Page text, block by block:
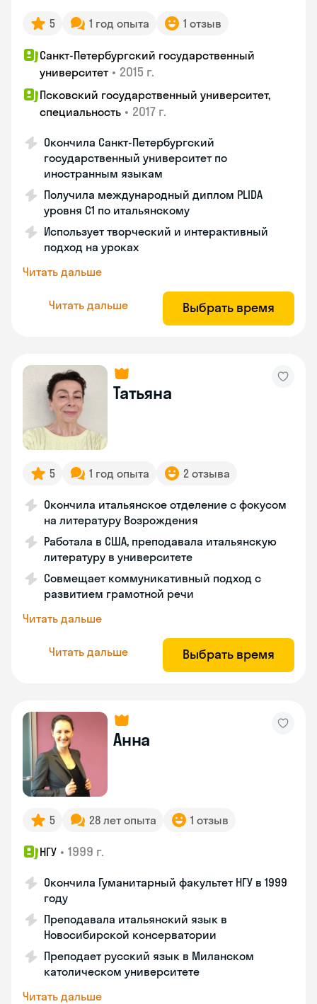
5 1 год опыта 1 отзыв
Санкт-Петербургский государственный
университет • 2015 г.
Псковский государственный университет,
специальность • 2017 г.
Окончила Санкт-Петербургский
государственный университет по
иностранным языкам
Получила международный диплом PLIDA
уровня С1 по итальянскому
Использует творческий и интерактивный
подход на уроках
Читать дальше
Читать дальше Выбрать время
Татьяна
5 1 год опыта 2 отзыва
Окончила итальянское отделение с фокусом
на литературу Возрождения
Работала в США, преподавала итальянскую
литературу в университете
Совмещает коммуникативный подход с
развитием грамотной речи
Читать дальше
Читать дальше Выбрать время
Анна
5 28 лет опыта 1 отзыв
НГУ • 1999 г.
Окончила Гуманитарный факультет НГУ в 1999
году
Преподавала итальянский язык в
Новосибирской консерватории
Преподает русский язык в Миланском
католическом университете
Читать дальше